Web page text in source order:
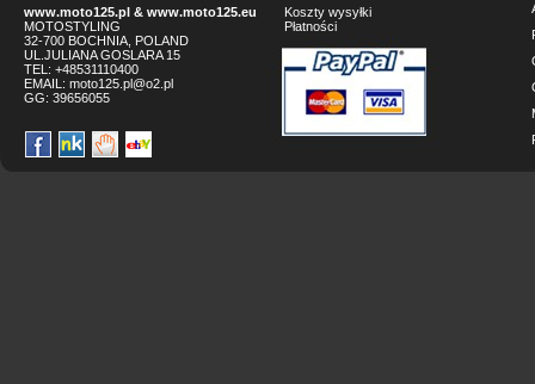
www.moto125.pl & www.moto125.eu
MOTOSTYLING
32-700 BOCHNIA, POLAND
UL.JULIANA GOSLARA 15
TEL: +48531110400
EMAIL: moto125.pl@o2.pl
GG: 39656055
Koszty wysyłki
Płatności